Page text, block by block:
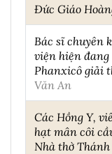
Đức Giáo
Bác sĩ chuyên
viện hiện
Phanxicô giải
Văn An
Các Hồng Y,
hạt mân côi
Nhà thờ